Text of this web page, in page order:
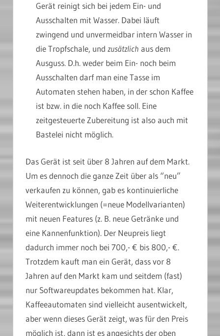
Gerät reinigt sich bei jedem Ein- und
Ausschalten mit Wasser. Dabei läuft
zwingend und unvermeidbar intern Wasser in
die Tropfschale, undzusätzlich aus dem
Ausguss. D.h. weder beim Ein- noch beim
Ausschalten darf man eine Tasse im
Automaten stehen haben, in der schon Kaffee
ist bzw. in die noch Kaffee soll. Eine
zeitgesteuerte Zubereitung ist also auch mit
Bastelei nicht möglich.
Das Gerät ist seit über 8 Jahren auf dem Markt.
Um es dennoch die ganze Zeit über als “neu”
verkaufen zu können, gab es kontinuierliche
Weiterentwicklungen (=neue Modellvarianten)
mit neuen Features (z. B. neue Getränke und
eine Kannenfunktion). Der Neupreis liegt
dadurch immer noch bei 700,- € bis 800,- €.
Trotzdem kauft man ein Gerät, dass vor 8
Jahren auf den Markt kam und seitdem (fast)
nur Softwareupdates bekommen hat. Klar,
Kaffeeautomaten sind vielleicht ausentwickelt,
aber wenn dieses Gerät zeigt, was für den Preis
möglich ist, dann ist es angesichts der oben